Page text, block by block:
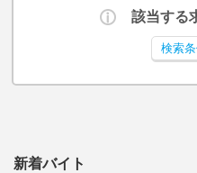
該当する
検索
新着バイト